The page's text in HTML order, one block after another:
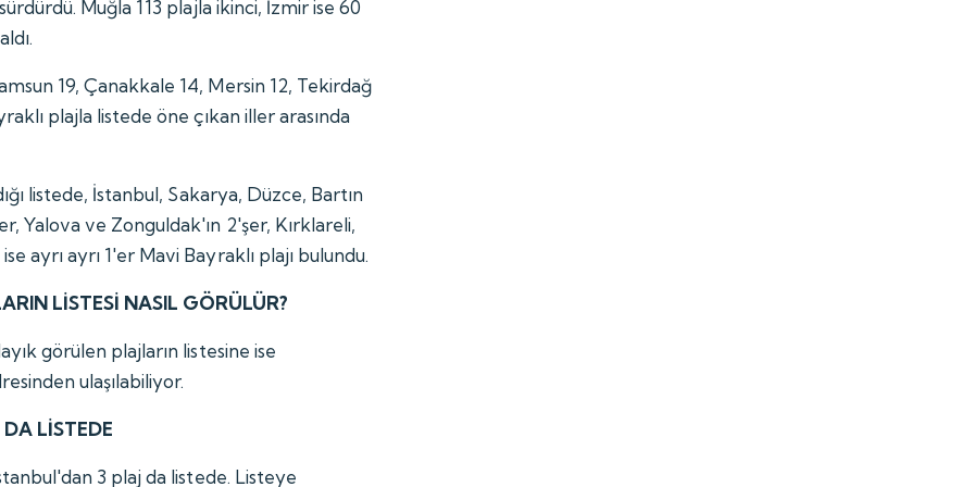
Muğla 113 plajla ikinci, İzmir ise 60
19, Çanakkale 14, Mersin 12, Tekirdağ
plajla listede öne çıkan iller arasında
listede, İstanbul, Sakarya, Düzce, Bartın
Yalova ve Zonguldak'ın 2'şer, Kırklareli,
ayrı ayrı 1'er Mavi Bayraklı plajı bulundu.
LİSTESİ NASIL GÖRÜLÜR?
görülen plajların listesine ise
ulaşılabiliyor.
LİSTEDE
3 plaj da listede. Listeye